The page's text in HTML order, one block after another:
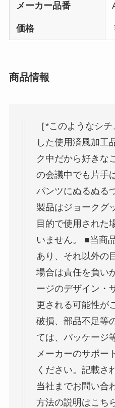
メーカー品番
価格
商品情報
［*このようなシ
した使用済風加工
ク中だから好きな
の会議中でも片手
パンツにぬるぬる
製品はジョークグ
目的で使用された
いません。 ■当商
あり、それ以外の
場合は責任を負い
ージのデザイン・
更される可能性が
破損、部品不足等
ては、パッケージ
メーカーのサポー
ください。記載さ
当社までお問い合
方法の説明はこち